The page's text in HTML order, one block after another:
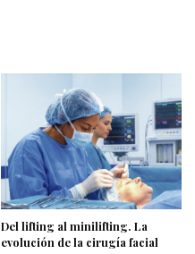
Del lifting al minilifting. La
evolución de la cirugía facial